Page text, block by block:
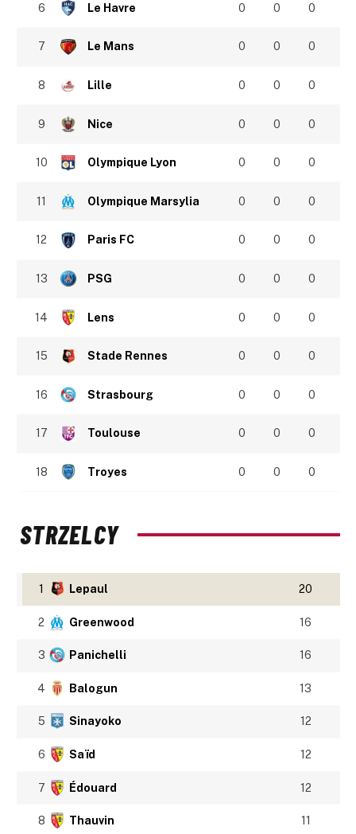
6 Le Havre 0 0 0
7 Le Mans 0 0 0
8 Lille 0 0 0
9 Nice 0 0 0
10 Olympique Lyon 0 0 0
11 Olympique Marsylia 0 0 0
12 Paris FC 0 0 0
13 PSG 0 0 0
14 Lens 0 0 0
15 Stade Rennes 0 0 0
16 Strasbourg 0 0 0
17 Toulouse 0 0 0
18 Troyes 0 0 0
STRZELCY
1 Lepaul 20
2 Greenwood 16
3 Panichelli 16
4 Balogun 13
5 Sinayoko 12
6 Saïd 12
7 Édouard 12
8 Thauvin 11